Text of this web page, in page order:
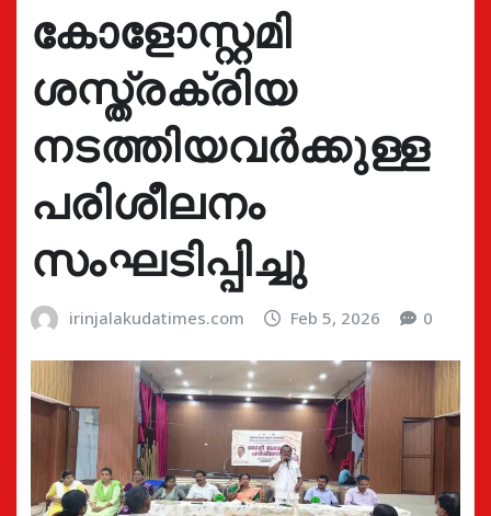
കോളോസ്റ്റമി
ശസ്ത്രക്രിയ
നടത്തിയവർക്കുള്ള
പരിശീലനം
സംഘടിപ്പിച്ചു
irinjalakudatimes.com Feb 5, 2026 0